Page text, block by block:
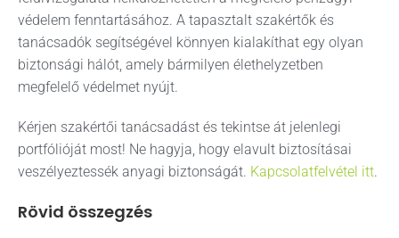
védelem fenntartásához. A tapasztalt szakértők és
tanácsadók segítségével könnyen kialakíthat egy olyan
biztonsági hálót, amely bármilyen élethelyzetben
megfelelő védelmet nyújt.
Kérjen szakértői tanácsadást és tekintse át jelenlegi
portfólióját most! Ne hagyja, hogy elavult biztosításai
veszélyeztessék anyagi biztonságát. Kapcsolatfelvétel itt.
Rövid összegzés